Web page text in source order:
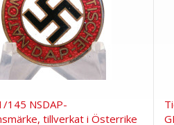
145 NSDAP-
tillverkat i Österrike